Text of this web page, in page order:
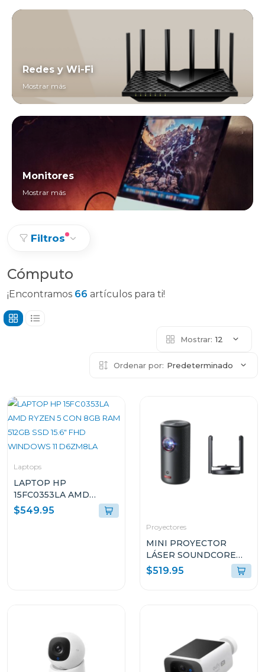
Redes y Wi-Fi
Mostrar más
Monitores
Mostrar más
Filtros
Cómputo
¡Encontramos 66 artículos para ti!
Mostrar: 12
Ordenar por: Predeterminado
Laptops
LAPTOP HP
15FC0353LA AMD
RYZEN 5 CON 8GB RAM
512GB SSD 15.6" FHD
$549.95
Proyectores
MINI PROYECTOR
LÁSER SOUNDCORE
KIT NEBULA CAPSULA
3 + STAND SOPORTE
$519.95